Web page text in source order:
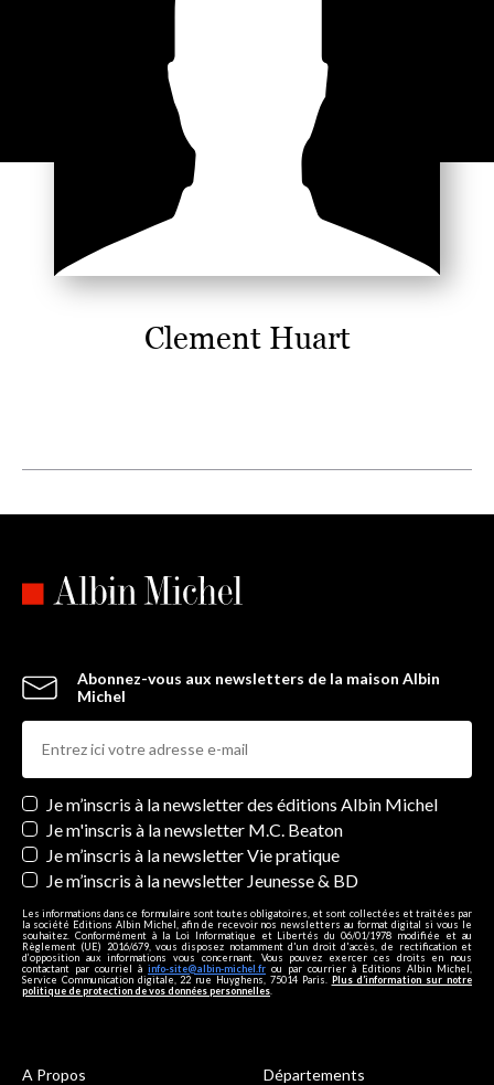
Clement Huart
Abonnez-vous aux newsletters de la maison Albin
Michel
Newsletters
Je m’inscris à la newsletter des éditions Albin Michel
Je m'inscris à la newsletter M.C. Beaton
Je m’inscris à la newsletter Vie pratique
Je m’inscris à la newsletter Jeunesse & BD
Les informations dans ce formulaire sont toutes obligatoires, et sont collectées et traitées par
la société Editions Albin Michel, afin de recevoir nos newsletters au format digital si vous le
souhaitez. Conformément à la Loi Informatique et Libertés du 06/01/1978 modifiée et au
Règlement (UE) 2016/679, vous disposez notamment d'un droit d'accès, de rectification et
d’opposition aux informations vous concernant. Vous pouvez exercer ces droits en nous
contactant par courriel à info-site@albin-michel.fr ou par courrier à Editions Albin Michel,
Service Communication digitale, 22 rue Huyghens, 75014 Paris. Plus d’information sur notre
politique de protection de vos données personnelles
A Propos Départements